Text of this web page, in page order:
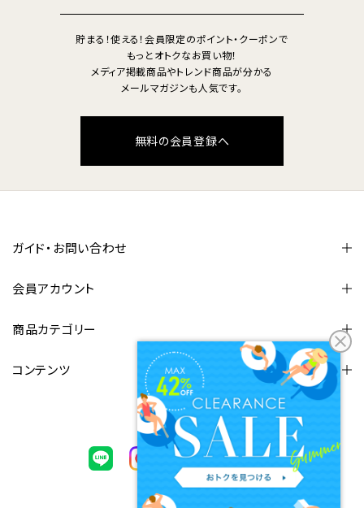
貯まる！使える！会員限定のポイント・クーポンで
もっとオトクなお買い物！
メディア掲載商品やトレンド商品が分かる
メールマガジンも人気です。
無料の会員登録へ
ガイド・お問い合わせ
会員アカウント
商品カテゴリー
コンテンツ
FOLLOW US